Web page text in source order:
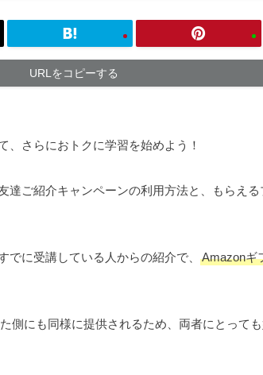
URLをコピーする
、さらにおトクに学習を始めよう！
達ご紹介キャンペーンの利用方法と、もらえる
でに受講している人からの紹介で、Amazonギ
側にも同様に提供されるため、両者にとって